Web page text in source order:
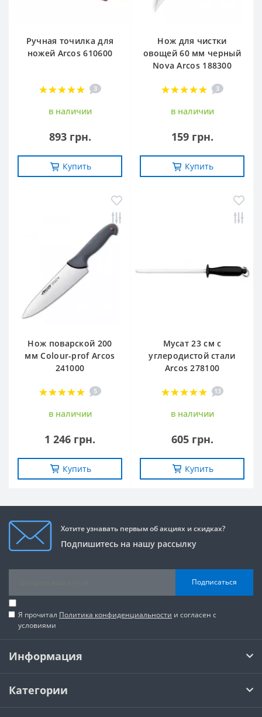
Ручная точилка для
ножей Arcos 610600
3
в наличии
893 грн.
Купить
Нож для чистки
овощей 60 мм черный
Nova Arcos 188300
3
в наличии
159 грн.
Купить
Нож поварской 200
мм Сolour-prof Arcos
241000
5
в наличии
1 246 грн.
Купить
Мусат 23 см с
углеродистой стали
Arcos 278100
13
в наличии
605 грн.
Купить
Хотите узнавать первым об акциях и скидках?
Подпишитесь на нашу рассылку
Подписаться
Я прочитал Политика конфиденциальности и согласен с
условиями
Информация
Категории